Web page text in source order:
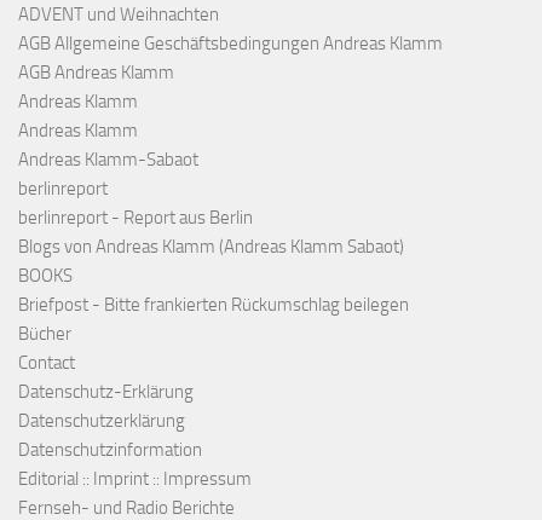
ADVENT und Weihnachten
AGB Allgemeine Geschäftsbedingungen Andreas Klamm
AGB Andreas Klamm
Andreas Klamm
Andreas Klamm
Andreas Klamm-Sabaot
berlinreport
berlinreport - Report aus Berlin
Blogs von Andreas Klamm (Andreas Klamm Sabaot)
BOOKS
Briefpost - Bitte frankierten Rückumschlag beilegen
Bücher
Contact
Datenschutz-Erklärung
Datenschutzerklärung
Datenschutzinformation
Editorial :: Imprint :: Impressum
Fernseh- und Radio Berichte